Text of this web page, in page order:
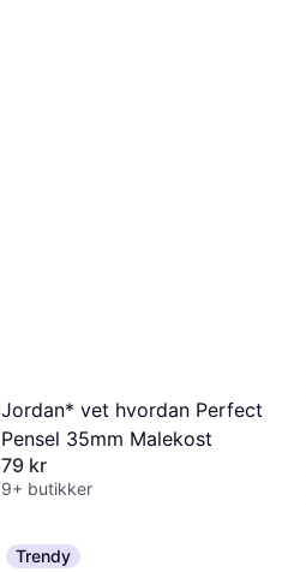
Jordan* vet hvordan Perfect
Pensel 35mm Malekost
79 kr
9+ butikker
Trendy